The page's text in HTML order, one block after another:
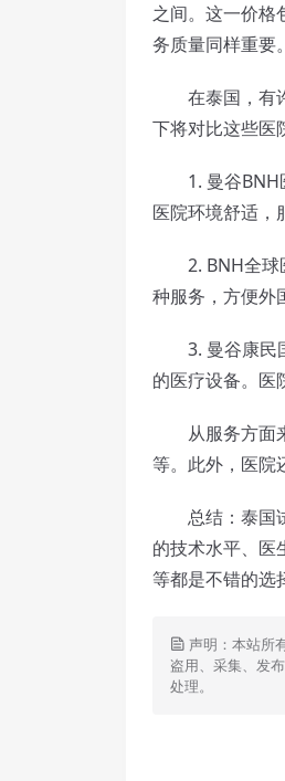
之间。这一价格
务质量同样重要。
在泰国，有许
下将对比这些医
1. 曼谷BNH医
医院环境舒适，
2. BNH全球医
种服务，方便外
3. 曼谷康民国
的医疗设备。医
从服务方面来
等。此外，医院
总结：泰国试
的技术水平、医
等都是不错的选
声明：本站所
盗用、采集、发
处理。